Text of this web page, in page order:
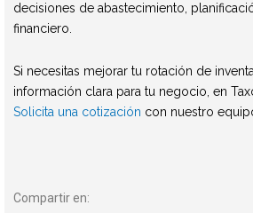
decisiones de abastecimiento,
financiero.
Si necesitas mejorar tu rotación de
información clara para tu negocio, en
Solicita una cotización con nuestro
Compartir en: